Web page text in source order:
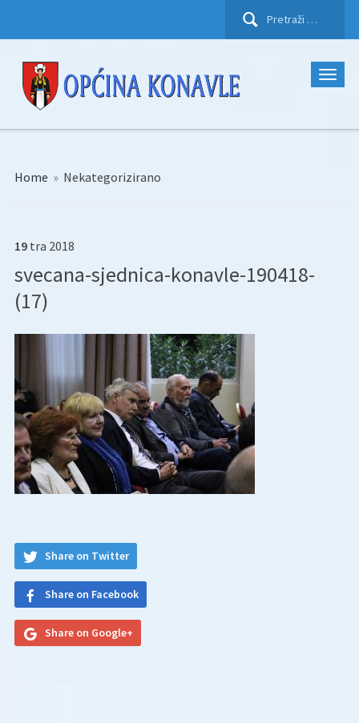
Pretraži:
Home » Nekategorizirano
19 tra 2018
svecana-sjednica-konavle-190418-
(17)
Share on Twitter
Share on Facebook
Share on Google+